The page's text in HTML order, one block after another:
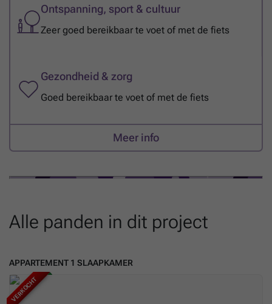
Ontspanning, sport & cultuur
Zeer goed bereikbaar te voet of met de fiets
Gezondheid & zorg
Goed bereikbaar te voet of met de fiets
Meer info
Alle panden in dit project
APPARTEMENT 1 SLAAPKAMER
VERKOCHT